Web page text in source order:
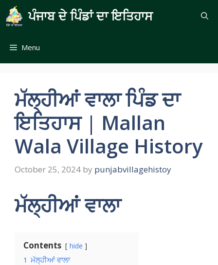
Skip
to
content
ਪੰਜਾਬ ਦੇ ਪਿੰਡਾਂ ਦਾ ਇਤਿਹਾਸ
Menu
ਮੱਲ੍ਹੀਆਂ ਵਾਲਾ ਪਿੰਡ ਦਾ
ਇਤਿਹਾਸ | Mallan
Wala Village History
October 25, 2024 by punjabvillagehistoy
ਮੱਲ੍ਹੀਆਂ ਵਾਲਾ
Contents hide
1 ਮੱਲ੍ਹੀਆਂ ਵਾਲਾ